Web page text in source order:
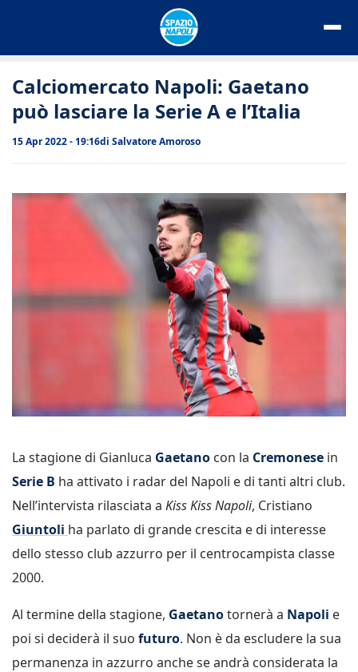
Calciomercato Napoli: Gaetano
può lasciare la Serie A e l’Italia
15 Apr 2022 - 19:16di Salvatore Amoroso
La stagione di Gianluca Gaetano con la Cremonese in
Serie B ha attivato i radar del Napoli e di tanti altri club.
Nell’intervista rilasciata a Kiss Kiss Napoli, Cristiano
Giuntoli ha parlato di grande crescita e di interesse
dello stesso club azzurro per il centrocampista classe
2000.
Al termine della stagione, Gaetanotornerà a Napoli e
poi si deciderà il suo futuro. Non è da escludere la sua
permanenza in azzurro anche se andrà considerata la